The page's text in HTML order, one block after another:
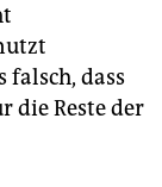
dass
die Reste der